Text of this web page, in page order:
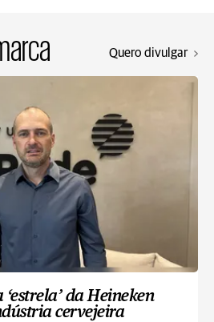
Quero divulgar
‘estrela’ da Heineken
cervejeira